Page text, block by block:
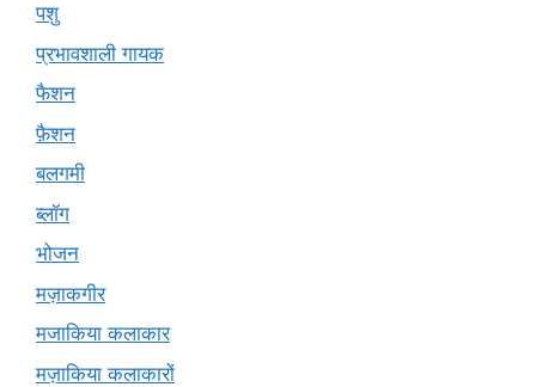
पशु
प्रभावशाली गायक
फैशन
फ़ैशन
बलगमी
ब्लॉग
भोजन
मज़ाकगीर
मजाकिया कलाकार
मज़ाकिया कलाकारों